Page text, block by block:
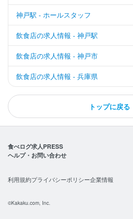
神戸駅 - ホールスタッフ
飲食店の求人情報 - 神戸駅
飲食店の求人情報 - 神戸市
飲食店の求人情報 - 兵庫県
トップに戻る
食べログ求人PRESS
ヘルプ・お問い合わせ
利用規約プライバシーポリシー企業情報
©Kakaku.com, Inc.